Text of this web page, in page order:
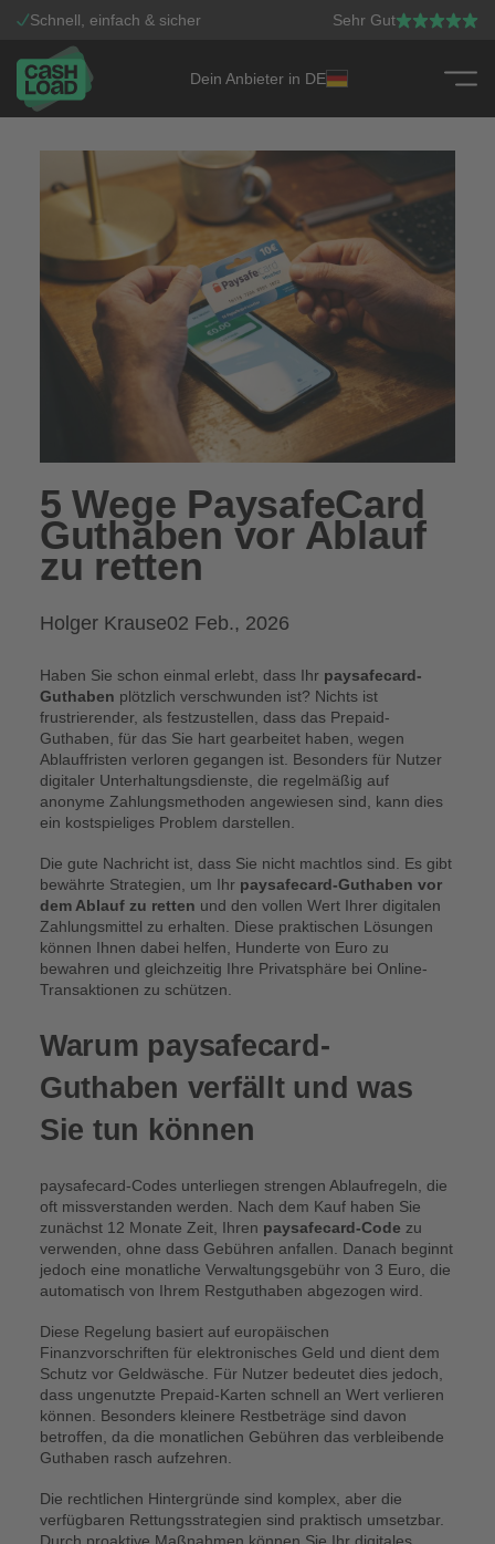
Zum Inhalt springen
Schnell, einfach & sicher Sehr Gut
Dein Anbieter in DE
5 Wege PaysafeCard
Guthaben vor Ablauf
zu retten
Posted
Holger Krause02 Feb., 2026
Haben Sie schon einmal erlebt, dass Ihr paysafecard-
Guthaben plötzlich verschwunden ist? Nichts ist
frustrierender, als festzustellen, dass das Prepaid-
Guthaben, für das Sie hart gearbeitet haben, wegen
Ablauffristen verloren gegangen ist. Besonders für Nutzer
digitaler Unterhaltungsdienste, die regelmäßig auf
anonyme Zahlungsmethoden angewiesen sind, kann dies
ein kostspieliges Problem darstellen.
Die gute Nachricht ist, dass Sie nicht machtlos sind. Es gibt
bewährte Strategien, um Ihr paysafecard-Guthaben vor
dem Ablauf zu retten und den vollen Wert Ihrer digitalen
Zahlungsmittel zu erhalten. Diese praktischen Lösungen
können Ihnen dabei helfen, Hunderte von Euro zu
bewahren und gleichzeitig Ihre Privatsphäre bei Online-
Transaktionen zu schützen.
Warum paysafecard-
Guthaben verfällt und was
Sie tun können
paysafecard-Codes unterliegen strengen Ablaufregeln, die
oft missverstanden werden. Nach dem Kauf haben Sie
zunächst 12 Monate Zeit, Ihren paysafecard-Code zu
verwenden, ohne dass Gebühren anfallen. Danach beginnt
jedoch eine monatliche Verwaltungsgebühr von 3 Euro, die
automatisch von Ihrem Restguthaben abgezogen wird.
Diese Regelung basiert auf europäischen
Finanzvorschriften für elektronisches Geld und dient dem
Schutz vor Geldwäsche. Für Nutzer bedeutet dies jedoch,
dass ungenutzte Prepaid-Karten schnell an Wert verlieren
können. Besonders kleinere Restbeträge sind davon
betroffen, da die monatlichen Gebühren das verbleibende
Guthaben rasch aufzehren.
Die rechtlichen Hintergründe sind komplex, aber die
verfügbaren Rettungsstrategien sind praktisch umsetzbar.